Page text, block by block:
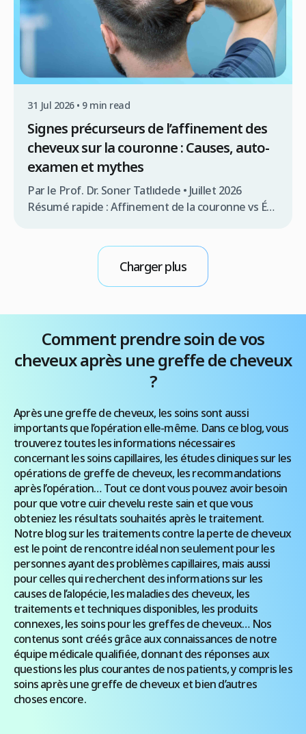
[…]
31 Jul 2026 • 9 min read
Signes précurseurs de l’affinement des
cheveux sur la couronne : Causes, auto-
examen et mythes
Par le Prof. Dr. Soner Tatlıdede • Juillet 2026
Résumé rapide : Affinement de la couronne vs Épi
vertex) est l’une des formes les plus insidieuses
de la perte de cheveux. Comme la zone
supérieure arrière de votre tête se trouve […]
Charger plus
Comment prendre soin de vos
cheveux après une greffe de cheveux
?
Après une greffe de cheveux, les soins sont aussi
importants que l’opération elle-même. Dans ce blog, vous
trouverez toutes les informations nécessaires
concernant les soins capillaires, les études cliniques sur les
opérations de greffe de cheveux, les recommandations
après l’opération… Tout ce dont vous pouvez avoir besoin
pour que votre cuir chevelu reste sain et que vous
obteniez les résultats souhaités après le traitement.
Notre blog sur les traitements contre la perte de cheveux
est le point de rencontre idéal non seulement pour les
personnes ayant des problèmes capillaires, mais aussi
pour celles qui recherchent des informations sur les
causes de l’alopécie, les maladies des cheveux, les
traitements et techniques disponibles, les produits
connexes, les soins pour les greffes de cheveux… Nos
contenus sont créés grâce aux connaissances de notre
équipe médicale qualifiée, donnant des réponses aux
questions les plus courantes de nos patients, y compris les
soins après une greffe de cheveux et bien d’autres
choses encore.